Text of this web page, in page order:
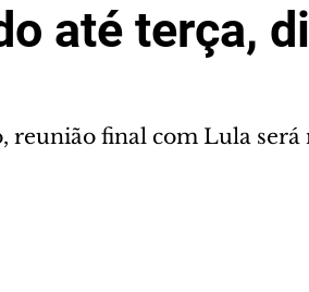
até terça,
reunião final com Lula será